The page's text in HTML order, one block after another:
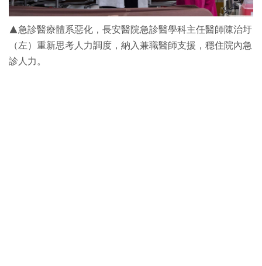
▲急診醫療體系惡化，長安醫院急診醫學科主任醫師陳治圩
（左）重新思考人力調度，納入兼職醫師支援，穩住院內急
診人力。